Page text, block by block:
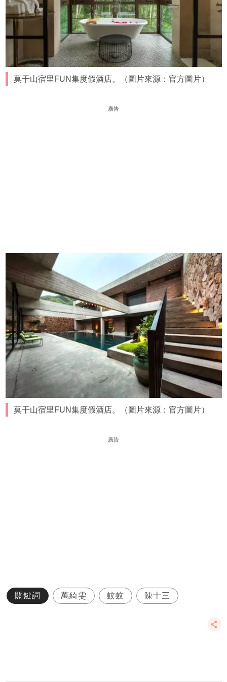
莫干山宿里FUN集度假酒店。（圖片來源：官方圖片）
廣告
莫干山宿里FUN集度假酒店。（圖片來源：官方圖片）
廣告
關鍵詞 萬綺雯 蚊蚊 陳十三